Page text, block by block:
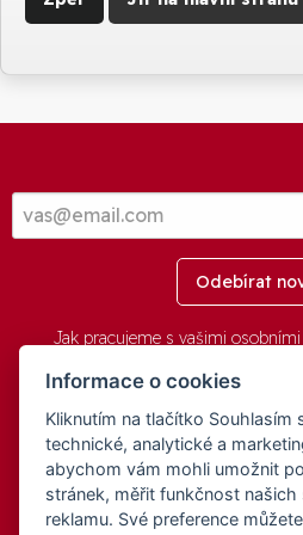
Odebírat
Jak pracujeme s vašimi
© 2016-2026 -aGovernment.cz
aGovernment, Verze:4.0.1.1 -
Všechna práva vyhrazenaOchrana
Informace o cookies
Kliknutím na tlačítko Souhlasím
technické, analytické a
abychom vám mohli umožnit
stránek, měřit funkčnost našich
reklamu. Své preference